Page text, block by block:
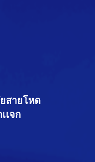
สายโหด
เจก